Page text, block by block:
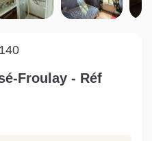
quelles sont les
conséquences ?
Froulay - Réf